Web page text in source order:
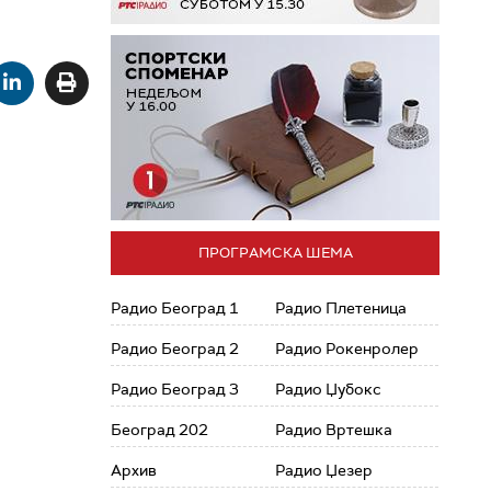
ПРОГРАМСКА ШЕМА
Радио Београд 1
Радио Београд 2
Радио Београд 3
Београд 202
Архив
Радио Плетеница
Радио Рокенролер
Радио Џубокс
Радио Вртешка
Радио Џезер